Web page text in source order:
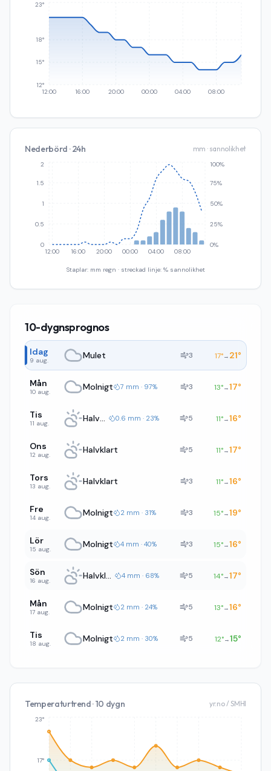
12:00 16:00 20:00 00:00 04:00 08:00
12°
15°
18°
23°
Nederbörd · 24h mm · sannolikhet
12:00 16:00 20:00 00:00 04:00 08:00
0
0.5
1
1.5
2
0%
25%
50%
75%
100%
Staplar: mm regn · streckad linje: % sannolikhet
10-dygnsprognos
Idag
9 aug. Mulet 3 17°→ 21°
Mån
10 aug. Molnigt 7 mm · 97% 3 13°→17°
Tis
11 aug. Halvklart 0.6 mm · 23% 5 11°→16°
Ons
12 aug. Halvklart 5 11°→17°
Tors
13 aug. Halvklart 3 11°→16°
Fre
14 aug. Molnigt 2 mm · 31% 3 15°→19°
Lör
15 aug. Molnigt 4 mm · 40% 3 15°→16°
Sön
16 aug. Halvklart 4 mm · 68% 5 14°→17°
Mån
17 aug. Molnigt 2 mm · 24% 5 13°→16°
Tis
18 aug. Molnigt 2 mm · 30% 5 12°→15°
Temperaturtrend · 10 dygn yr.no / SMHI
17°
23°